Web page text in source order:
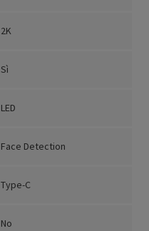
2K
Sì
LED
Face Detection
Type-C
No